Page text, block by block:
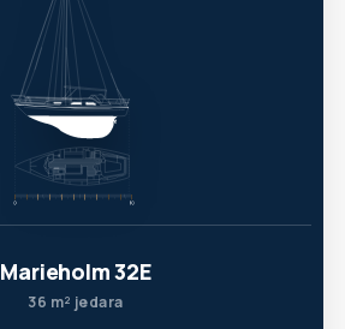
Marieholm 32E
36 m² jedara